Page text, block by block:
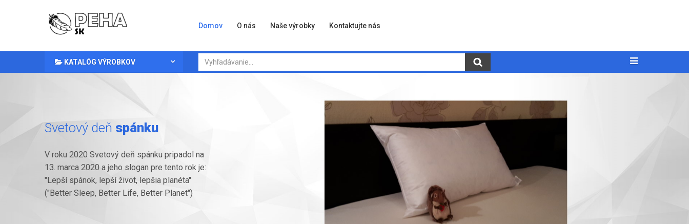
Domov O nás Naše výrobky Kontaktujte nás
KATALÓG VÝROBKOV
Svetový deň spánku
V roku 2020 Svetový deň spánku pripadol na
13. marca 2020 a jeho slogan pre tento rok je:
"Lepší spánok, lepší život, lepšia planéta"
("Better Sleep, Better Life, Better Planet")